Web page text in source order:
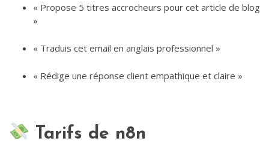
« Propose 5 titres accrocheurs pour cet article de blog
»
« Traduis cet email en anglais professionnel »
« Rédige une réponse client empathique et claire »
Tarifs de n8n